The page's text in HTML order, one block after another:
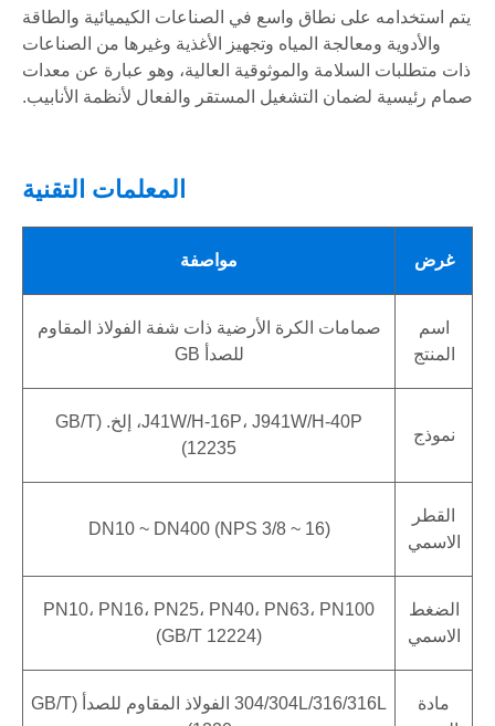
يتم استخدامه على نطاق واسع في الصناعات الكيميائية والطاقة
والأدوية ومعالجة المياه وتجهيز الأغذية وغيرها من الصناعات
ذات متطلبات السلامة والموثوقية العالية، وهو عبارة عن معدات
صمام رئيسية لضمان التشغيل المستقر والفعال لأنظمة الأنابيب.
المعلمات التقنية
غرض مواصفة
اسم
المنتج
صمامات الكرة الأرضية ذات شفة الفولاذ المقاوم
للصدأ GB
نموذج
J41W/H-16P، J941W/H-40P، إلخ. (GB/T
12235)
القطر
الاسمي
DN10 ~ DN400 (NPS 3/8 ~ 16)
الضغط
الاسمي
PN10، PN16، PN25، PN40، PN63، PN100
(GB/T 12224)
مادة
304/304L/316/316L الفولاذ المقاوم للصدأ (GB/T